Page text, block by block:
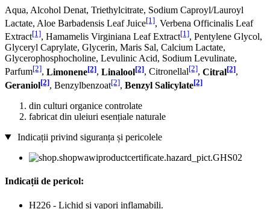
Aqua, Alcohol Denat, Triethylcitrate, Sodium Caproyl/Lauroyl
Lactate, Aloe Barbadensis Leaf Juice[1], Verbena Officinalis Leaf
Extract[1], Hamamelis Virginiana Leaf Extract[1], Pentylene Glycol,
Glyceryl Caprylate, Glycerin, Maris Sal, Calcium Lactate,
Glycerophosphocholine, Levulinic Acid, Sodium Levulinate,
Parfum[2], Limonene[2], Linalool[2], Citronellal[2], Citral[2],
Geraniol[2], Benzylbenzoat[2], Benzyl Salicylate[2]
din culturi organice controlate
fabricat din uleiuri esențiale naturale
Indicații privind siguranța și pericolele
Indicații de pericol:
H226 - Lichid și vapori inflamabili.